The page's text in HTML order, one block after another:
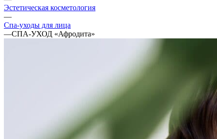
Эстетическая косметология
—
Спа-уходы для лица
—СПА-УХОД «Афродита»